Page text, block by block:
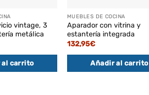
vintage, 3
metálica
al carrito
MUEBLES DE COCINA
Aparador con vitrina y
estantería integrada
132,95€
Añadir al carrito